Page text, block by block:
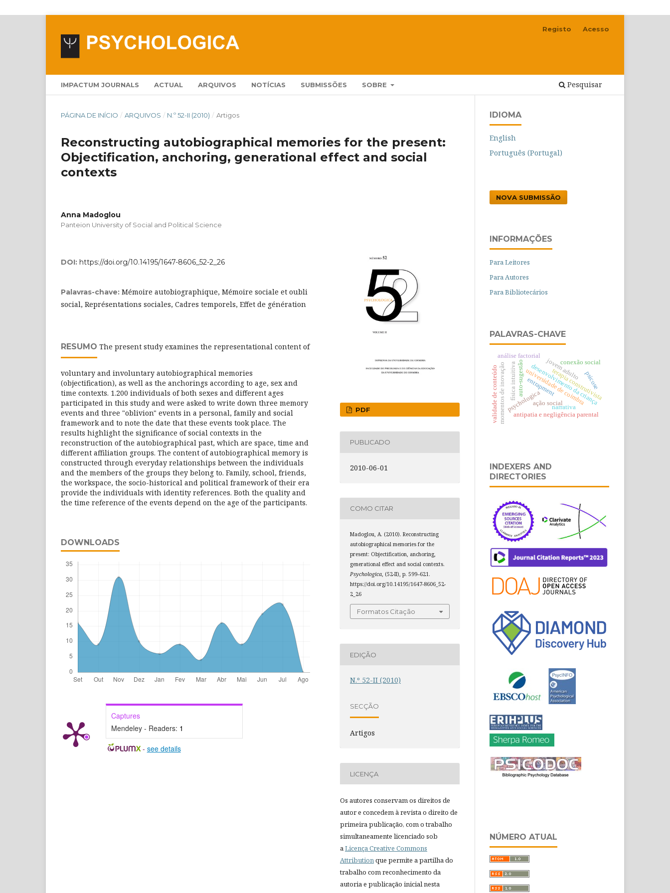
IMPACTUM JOURNALS ACTUAL ARQUIVOS NOTÍCIAS SUBMISSÕES SOBRE Pesquisar
Registo Acesso
PÁGINA DE INÍCIO / ARQUIVOS / N.º 52-II (2010) / Artigos
Reconstructing autobiographical memories for the present:
Objectification, anchoring, generational effect and social
contexts
Anna Madoglou
Panteion University of Social and Political Science
DOI: https://doi.org/10.14195/1647-8606_52-2_26
Palavras-chave: Mémoire autobiographique, Mémoire sociale et oubli
social, Représentations sociales, Cadres temporels, Effet de génération
RESUMO The present study examines the representational content of
voluntary and involuntary autobiographical memories
(objectification), as well as the anchorings according to age, sex and
time contexts. 1.200 individuals of both sexes and different ages
participated in this study and were asked to write down three memory
events and three "oblivion" events in a personal, family and social
framework and to note the date that these events took place. The
results highlight the significance of social contexts in the
reconstruction of the autobiographical past, which are space, time and
different affiliation groups. The content of autobiographical memory is
constructed through everyday relationships between the individuals
and the members of the groups they belong to. Family, school, friends,
the workspace, the socio-historical and political framework of their era
provide the individuals with identity references. Both the quality and
the time reference of the events depend on the age of the participants.
DOWNLOADS
Captures
Mendeley - Readers: 1
- see details
PDF
PUBLICADO
2010-06-01
COMO CITAR
Madoglou, A. (2010). Reconstructing
autobiographical memories for the
present: Objectification, anchoring,
generational effect and social contexts.
Psychologica, (52-II), p. 599–621.
https://doi.org/10.14195/1647-8606_52-
2_26
Formatos Citação
EDIÇÃO
N.º 52-II (2010)
SECÇÃO
Artigos
LICENÇA
Os autores conservam os direitos de
autor e concedem à revista o direito de
primeira publicação, com o trabalho
simultaneamente licenciado sob
aLicença Creative Commons
Attributionque permite a partilha do
trabalho com reconhecimento da
autoria e publicação inicial nesta
IDIOMA
English
Português (Portugal)
NOVA SUBMISSÃO
INFORMAÇÕES
Para Leitores
Para Autores
Para Bibliotecários
PALAVRAS-CHAVE
auto-sugestão
ação social
universidade de coimbra
psychologicadesenvolvimento da criança
análise factorial
narrativa
momentos de inovação entrapment
jovem adulto
validade de conteúdo
conexão social
antipatia e negligência parental
terapia construtivista
psicose
física intuitiva
INDEXERS AND
DIRECTORIES
NÚMERO ATUAL